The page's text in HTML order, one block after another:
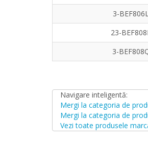
3-
23-
3-
Navigare inteligentă:
Mergi la categoria de
Mergi la categoria de
Vezi toate produsele